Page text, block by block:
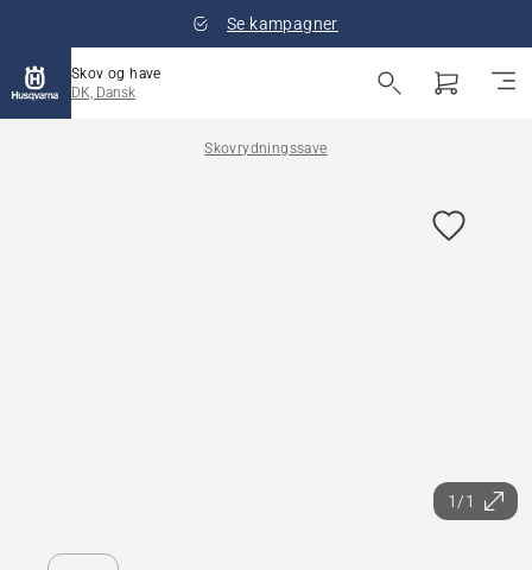
Se kampagner
Skov og have
DK, Dansk
Skovrydningssave
1/1